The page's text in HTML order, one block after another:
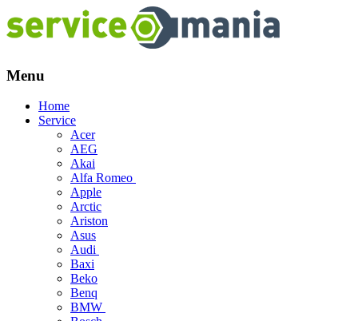
Menu
Skip
Home
Service
Acer
AEG
Akai
Alfa Romeo
Apple
Arctic
Ariston
Asus
Audi
Baxi
Beko
Benq
BMW